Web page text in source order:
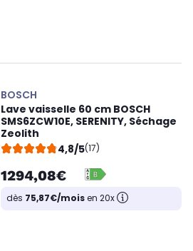
BOSCH
Lave vaisselle 60 cm BOSCH
SMS6ZCW10E, SERENITY, Séchage
Zeolith
4,8/5(17)
1294,08€
dès 75,87€/moisen 20x